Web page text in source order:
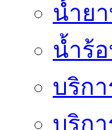
น้ำย
น้ำร้
บริกา
บริกา